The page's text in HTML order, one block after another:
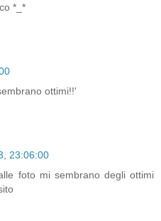
*_*
ottimi!!'
23:06:00
foto mi sembrano degli ottimi